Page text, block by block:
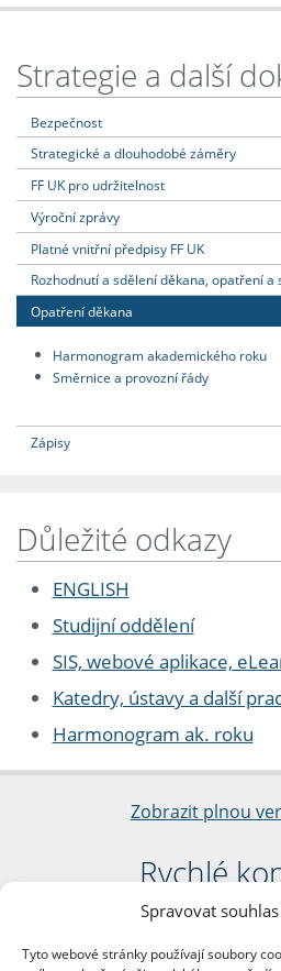
Spravovat
Tyto webové stránky používají soubory
Strategie a další
Bezpečnost
Strategické a dlouhodobé záměry
FF UK pro udržitelnost
Výroční zprávy
Platné vnitřní předpisy FF UK
Rozhodnutí a sdělení děkana, opatření a
Opatření děkana
Harmonogram akademického roku
Směrnice a provozní řády
Zápisy
Důležité odkazy
ENGLISH
Studijní oddělení
SIS, webové aplikace,
Katedry, ústavy a další
Harmonogram ak. roku
Zobrazit plnou
Rychlé
Filozofická
nám. Jana